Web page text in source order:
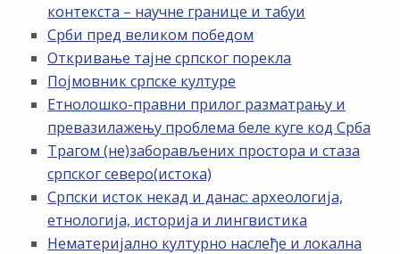
контекста – научне границе и табуи
Срби пред великом победом
Откривање тајне српског порекла
Појмовник српске културе
Етнолошко-правни прилог разматрању и
превазилажењу проблема беле куге код Срба
Трагом (не)заборављених простора и стаза
српског северо(истока)
Српски исток некад и данас: археологија,
етнологија, историја и лингвистика
Нематеријално културно наслеђе и локална